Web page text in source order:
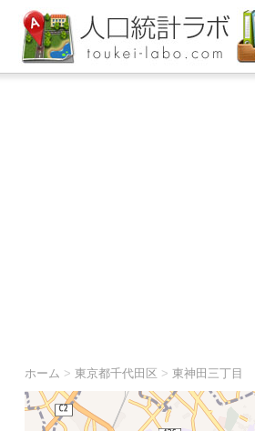
ホーム > 東京都千代田区 > 東神田三丁目